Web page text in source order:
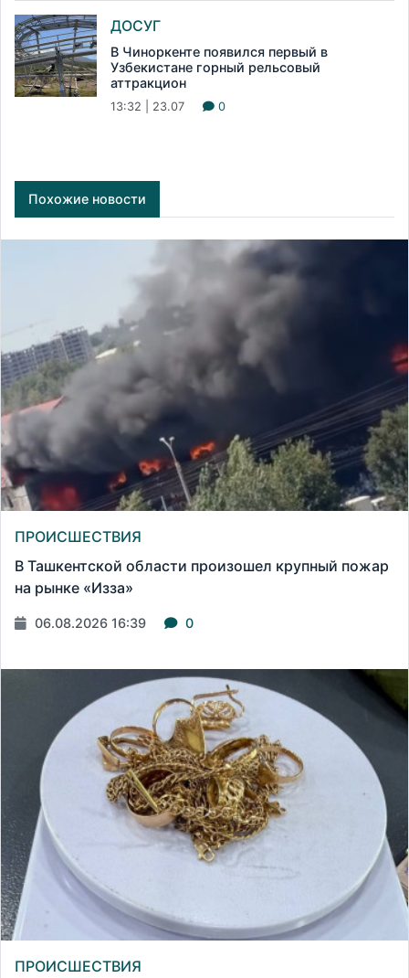
ДОСУГ
В Чиноркенте появился первый в
Узбекистане горный рельсовый
аттракцион
13:32 | 23.07 0
Похожие новости
ПРОИСШЕСТВИЯ
В Ташкентской области произошел крупный пожар
на рынке «Изза»
06.08.2026 16:39 0
ПРОИСШЕСТВИЯ